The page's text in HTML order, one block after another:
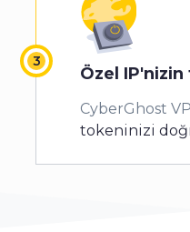
Özel IP'nizin
CyberGhost
tokeninizi